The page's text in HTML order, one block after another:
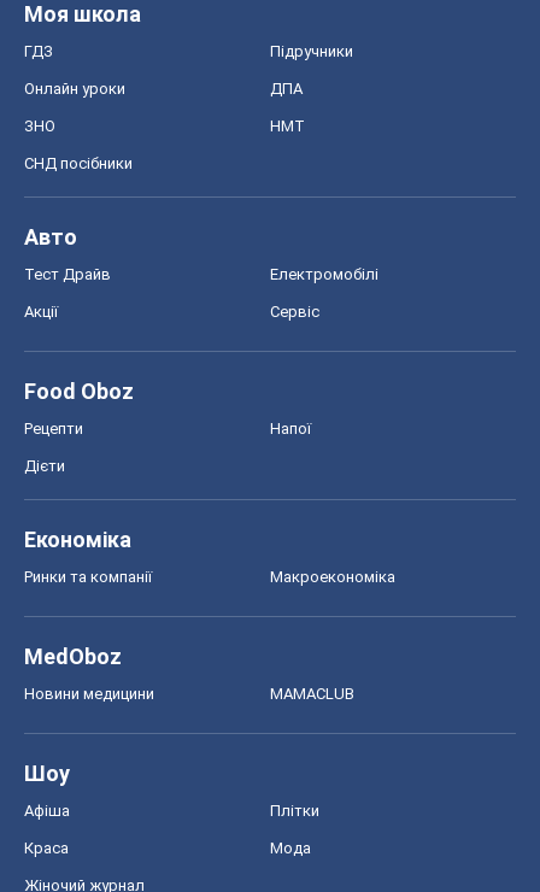
Моя школа
ГДЗ Підручники
Онлайн уроки ДПА
ЗНО НМТ
СНД посібники
Авто
Тест Драйв Електромобілі
Акції Сервіс
Food Oboz
Рецепти Напої
Дієти
Економіка
Ринки та компанії Макроекономіка
MedOboz
Новини медицини MAMACLUB
Шоу
Афіша Плітки
Краса Мода
Жіночий журнал